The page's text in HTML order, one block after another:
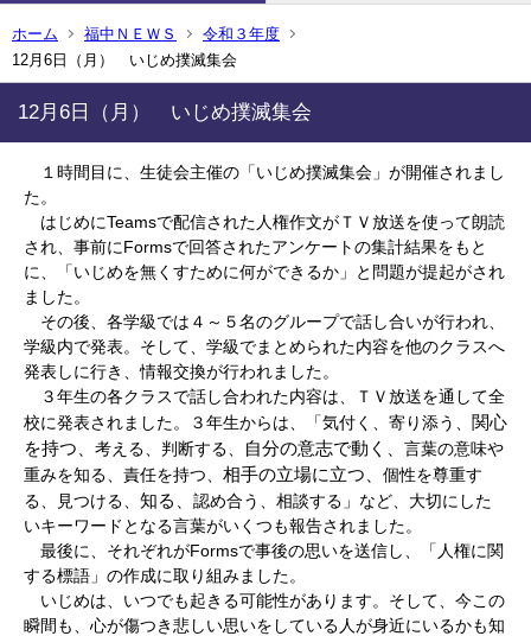
ホーム 福中ＮＥＷＳ
令和３年度
12月6日（月） いじめ撲滅集会
12月6日（月） いじめ撲滅集会
１時間目に、生徒会主催の「いじめ撲滅集会」が開催されまし
た。
はじめにTeamsで配信された人権作文がＴＶ放送を使って朗読
され、事前にFormsで回答されたアンケートの集計結果をもと
に、「いじめを無くすために何ができるか」と問題が提起がされ
ました。
その後、各学級では４～５名のグループで話し合いが行われ、
学級内で発表。そして、学級でまとめられた内容を他のクラスへ
発表しに行き、情報交換が行われました。
３年生の各クラスで話し合われた内容は、ＴＶ放送を通して全
校に発表されました。３年生からは、「気付く、寄り添う、 関心
を持つ、 考える、判断する、 自分の意志で動く、 言葉の意味や
重みを知る、責任を持つ、 相手の立場に立つ、 個性を尊重す
る、見つける、 知る、 認め合う、相談する」など、大切にした
いキーワードとなる言葉がいくつも報告されました。
最後に、それぞれがFormsで事後の思いを送信し、「人権に関
する標語」の作成に取り組みました。
いじめは、いつでも起きる可能性があります。そして、今この
瞬間も、心が傷つき悲しい思いをしている人が身近にいるかも知